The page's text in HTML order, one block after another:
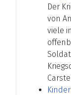
Der
von
viele